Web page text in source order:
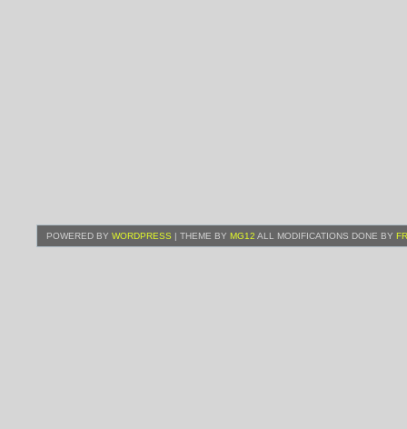
POWERED BY WORDPRESS | THEME BY MG12 ALL MODIFICATIONS DONE BY